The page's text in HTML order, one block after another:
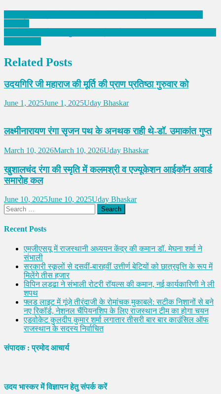
Post
navigation
Related Posts
उदयगिरि जी महाराज की मूर्ति की प्राण प्रतिष्ठा गुरुवार को
June 1, 2025June 1, 2025Uday Bhaskar
लक्ष्मीनारायण रंगा सृजन पथ के अनथक राही थे-डॉ. उमाकांत गुप्त
March 10, 2026March 10, 2026Uday Bhaskar
खुशालचंद रंगा की स्मृति में कलमश्री व एज्यूकेशन आईकॉन अवार्ड
समारोह कल
June 10, 2025June 10, 2025Uday Bhaskar
Search
for:
Recent Posts
एमजीएसयू में राजस्थानी अध्ययन केंद्र की कमान डॉ. मेघना शर्मा ने
संभाली
सरकारी स्कूलों से दसवीं-बारहवीं उत्तीर्ण बेटियों को छात्रवृत्ति के रूप में
मिलेंगे तीस हजार
विपिन लड्ढा ने संभाली रोटरी रॉयल्स की कमान, नई कार्यकारिणी ने ली
शपथ
फ्लड लाइट में गूंजे तीरंदाजी के रोमांचक मुकाबले: सटीक निशानों से बने
नए रिकॉर्ड, नेशनल चैंपियनशिप के लिए राजस्थान टीम का होगा चयन
एडवोकेट कुलदीप कुमार शर्मा लगातार तीसरी बार बार काउंसिल ऑफ
राजस्थान के सदस्य निर्वाचित
संपादक : प्रमोद आचार्य
उदय भास्कर में विज्ञापन हेतु संपर्क करें